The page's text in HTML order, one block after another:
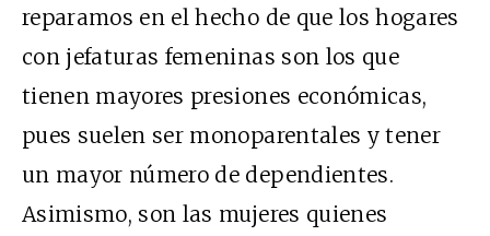
reparamos en el hecho de que los hogares
con jefaturas femeninas son los que
tienen mayores presiones económicas,
pues suelen ser monoparentales y tener
un mayor número de dependientes.
Asimismo, son las mujeres quienes